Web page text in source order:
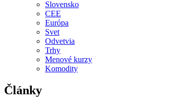
Slovensko
CEE
Európa
Svet
Odvetvia
Trhy
Menové kurzy
Komodity
Články